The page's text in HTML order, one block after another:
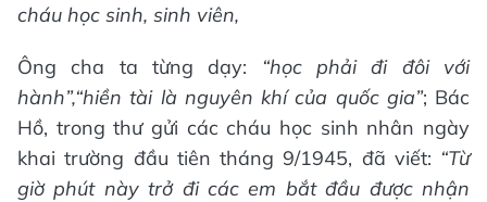
cháu học sinh, sinh viên,
Ông cha ta từng dạy:
“học phải đi đôi với
hành”,“hiền tài là nguyên khí của quốc gia”; Bác
Hồ, trong thư gửi các cháu học sinh nhân ngày
khai trường đầu tiên tháng 9/1945, đã viết: “Từ
giờ phút này trở đi các em bắt đầu được nhận